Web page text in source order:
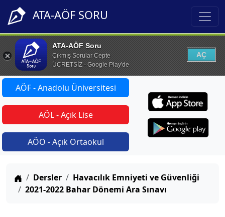
ATA-AÖF SORU
ATA-AÖF Soru
Çıkmış Sorular Cepte
ÜCRETSİZ - Google Play'de
AÇ
AÖF - Anadolu Üniversitesi
AÖL - Açık Lise
AÖO - Açık Ortaokul
Anasayfa
Dersler
Havacılık Emniyeti ve Güvenliği
2021-2022 Bahar Dönemi Ara Sınavı